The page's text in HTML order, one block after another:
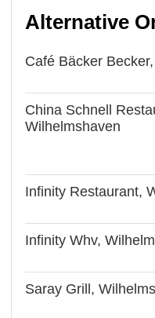
Alternative
Café Bäcker
China Schnell
Wilhelmshaven
Infinity Restaurant,
Infinity Whv,
Saray Grill,